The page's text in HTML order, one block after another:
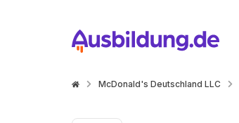
McDonald's Deutschland LLC